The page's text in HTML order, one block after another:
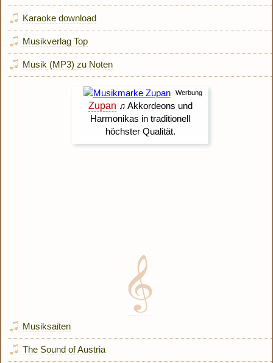
Karaoke download
Musikverlag Top
Musik (MP3) zu Noten
Musiksaiten
The Sound of Austria